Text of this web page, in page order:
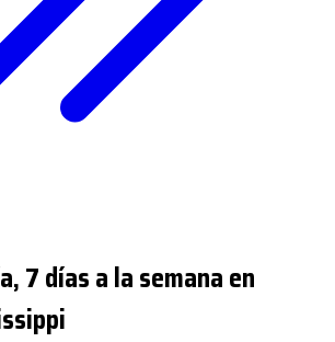
7 días a la semana en